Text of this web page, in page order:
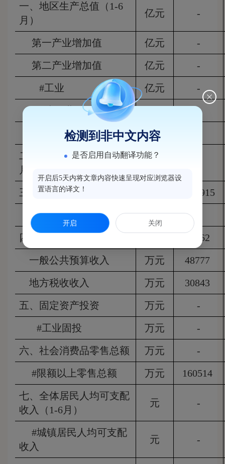
一、地区生产总值（1-6
月）
亿元 -
第一产业增加值 亿元 -
第二产业增加值 亿元 -
#工业 亿元 -
#建筑业 -
第三产业增加值 亿元
二、农业总产值（1-6
月）
三、规模以上工业总产值 1209915
规模以上工业增加值 万元
四、一般公共预算总收入 82862
一般公共预算收入 万元 48777
地方税收收入 万元 30843
五、固定资产投资 万元 -
#工业固投 万元 -
六、社会消费品零售总额 万元 -
#限额以上零售总额 万元 160514
七、全体居民人均可支配
收入（1-6月）
元 -
#城镇居民人均可支配
收入
元 -
检测到非中文内容
是否启用自动翻译功能？
开启后5天内将文章内容快速呈现对应浏览器设
置语言的译文！
开启 关闭